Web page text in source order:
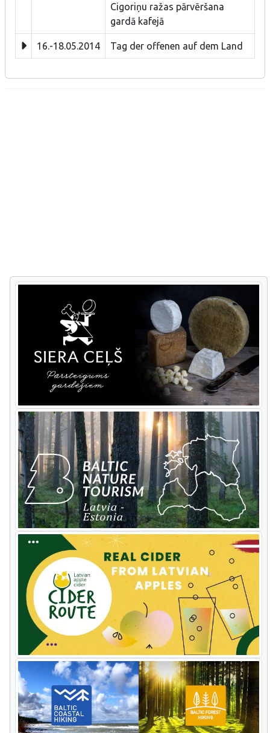
Cigoriņu ražas pārvēršana
gardā kafejā
16.-18.05.2014 Tag der offenen auf dem Land